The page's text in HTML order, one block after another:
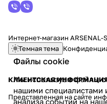
Файлы cookie
Мы используем файлы
нашими специалистами
анализа событий на
Интернет-магазин
Темная тема
КЛИЕНТСКАЯ
Представленная на сайте